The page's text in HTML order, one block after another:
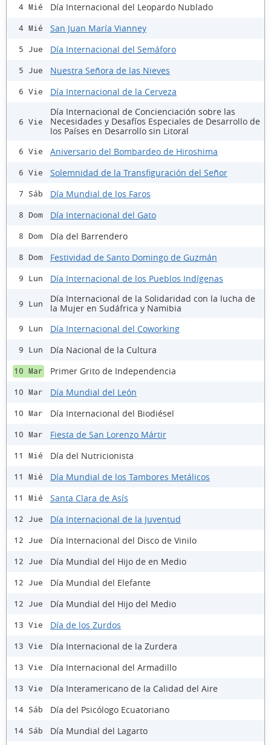
4 Mié Día Internacional del Leopardo Nublado
4 Mié San Juan María Vianney
5 Jue Día Internacional del Semáforo
5 Jue Nuestra Señora de las Nieves
6 Vie Día Internacional de la Cerveza
6 Vie
Día Internacional de Concienciación sobre las
Necesidades y Desafíos Especiales de Desarrollo de
los Países en Desarrollo sin Litoral
6 Vie Aniversario del Bombardeo de Hiroshima
6 Vie Solemnidad de la Transfiguración del Señor
7 Sáb Día Mundial de los Faros
8 Dom Día Internacional del Gato
8 Dom Día del Barrendero
8 Dom Festividad de Santo Domingo de Guzmán
9 Lun Día Internacional de los Pueblos Indígenas
9 Lun
Día Internacional de la Solidaridad con la lucha de
la Mujer en Sudáfrica y Namibia
9 Lun Día Internacional del Coworking
9 Lun Día Nacional de la Cultura
10 Mar Primer Grito de Independencia
10 Mar Día Mundial del León
10 Mar Día Internacional del Biodiésel
10 Mar Fiesta de San Lorenzo Mártir
11 Mié Día del Nutricionista
11 Mié Día Mundial de los Tambores Metálicos
11 Mié Santa Clara de Asís
12 Jue Día Internacional de la Juventud
12 Jue Día Internacional del Disco de Vinilo
12 Jue Día Mundial del Hijo de en Medio
12 Jue Día Mundial del Elefante
12 Jue Día Mundial del Hijo del Medio
13 Vie Día de los Zurdos
13 Vie Día Internacional de la Zurdera
13 Vie Día Internacional del Armadillo
13 Vie Día Interamericano de la Calidad del Aire
14 Sáb Día del Psicólogo Ecuatoriano
14 Sáb Día Mundial del Lagarto